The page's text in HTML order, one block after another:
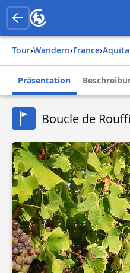
Tour› Wandern› france›
Präsentation
Boucle de